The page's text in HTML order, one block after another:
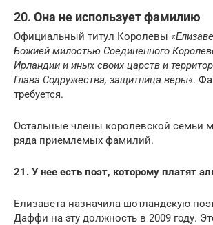
20. Она не использует фамилию
Официальный титул Королевы «
Божией милостью Соединенного
Ирландии и иных своих царств и
Глава Содружества, защитница веры«.
требуется.
Остальные члены королевской семьи
ряда приемлемых фамилий.
21. У нее есть поэт, которому платят
Елизавета назначила шотландскую
Даффи на эту должность в 2009 году.